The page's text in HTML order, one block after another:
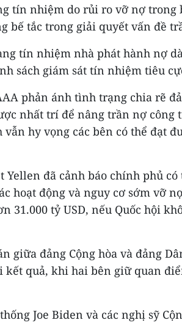
tín nhiệm do rủi ro vỡ nợ trong
bế tắc trong giải quyết vấn đề
tín nhiệm nhà phát hành nợ
sách giám sát tín nhiệm tiêu
phản ánh tình trạng chia rẽ
nhất trí để nâng trần nợ công
hy vọng các bên có thể đạt
Yellen đã cảnh báo chính phủ có
hoạt động và nguy cơ sớm vỡ
31.000 tỷ USD, nếu Quốc hội
giữa đảng Cộng hòa và đảng
kết quả, khi hai bên giữ quan
Joe Biden và các nghị sỹ